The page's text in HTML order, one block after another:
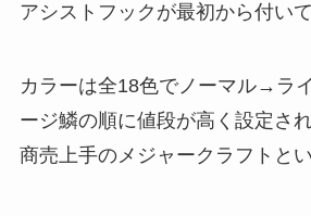
アシストフックが最初から付いて
カラーは全18色でノーマル→ラ
ージ鱗の順に値段が高く設定さ
商売上手のメジャークラフトと